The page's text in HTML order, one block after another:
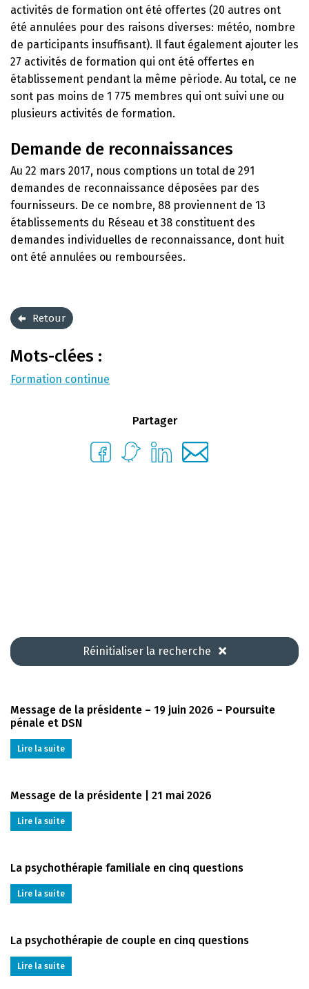
activités de formation ont été offertes (20 autres ont
été annulées pour des raisons diverses: météo, nombre
de participants insuffisant). Il faut également ajouter les
27 activités de formation qui ont été offertes en
établissement pendant la même période. Au total, ce ne
sont pas moins de 1 775 membres qui ont suivi une ou
plusieurs activités de formation.
Demande de reconnaissances
Au 22 mars 2017, nous comptions un total de 291
demandes de reconnaissance déposées par des
fournisseurs. De ce nombre, 88 proviennent de 13
établissements du Réseau et 38 constituent des
demandes individuelles de reconnaissance, dont huit
ont été annulées ou remboursées.
Retour
Mots-clées :
Formation continue
Partager
Réinitialiser la recherche
Message de la présidente – 19 juin 2026 – Poursuite
pénale et DSN
Lire la suite
Message de la présidente | 21 mai 2026
Lire la suite
La psychothérapie familiale en cinq questions
Lire la suite
La psychothérapie de couple en cinq questions
Lire la suite